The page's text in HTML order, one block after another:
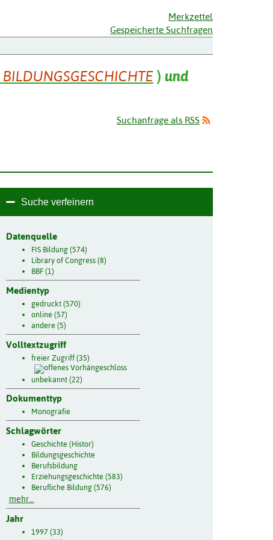
Merkzettel
Gespeicherte Suchfragen
BILDUNGSGESCHICHTE ) und
Suchanfrage als RSS
Suche verfeinern
Datenquelle
FIS Bildung (574)
Library of Congress (8)
BBF (1)
Medientyp
gedruckt (570)
online (57)
andere (5)
Volltextzugriff
freier Zugriff (35)
unbekannt (22)
Dokumenttyp
Monografie
Schlagwörter
Geschichte (Histor)
Bildungsgeschichte
Berufsbildung
Erziehungsgeschichte (583)
Berufliche Bildung (576)
mehr...
Jahr
1997 (33)